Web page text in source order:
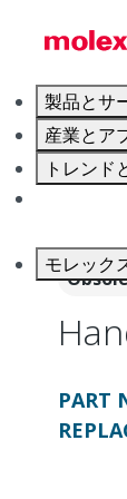
製品とサ
産業とア
トレンド
モレック
PART